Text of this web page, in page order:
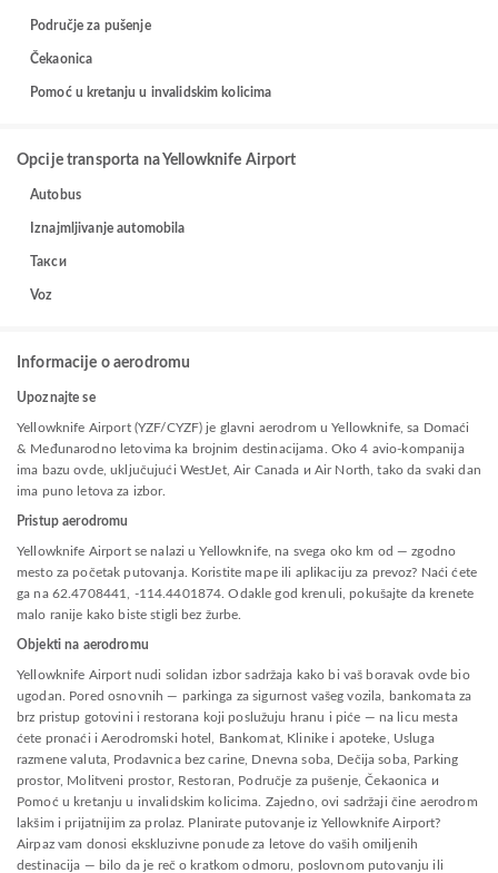
Područje za pušenje
Čekaonica
Pomoć u kretanju u invalidskim kolicima
Opcije transporta na Yellowknife Airport
Autobus
Iznajmljivanje automobila
Такси
Voz
Informacije o aerodromu
Upoznajte se
Yellowknife Airport (YZF/CYZF) je glavni aerodrom u Yellowknife, sa Domaći
& Međunarodno letovima ka brojnim destinacijama. Oko 4 avio-kompanija
ima bazu ovde, uključujući WestJet, Air Canada и Air North, tako da svaki dan
ima puno letova za izbor.
Pristup aerodromu
Yellowknife Airport se nalazi u Yellowknife, na svega oko km od — zgodno
mesto za početak putovanja. Koristite mape ili aplikaciju za prevoz? Naći ćete
ga na 62.4708441, -114.4401874. Odakle god krenuli, pokušajte da krenete
malo ranije kako biste stigli bez žurbe.
Objekti na aerodromu
Yellowknife Airport nudi solidan izbor sadržaja kako bi vaš boravak ovde bio
ugodan. Pored osnovnih — parkinga za sigurnost vašeg vozila, bankomata za
brz pristup gotovini i restorana koji poslužuju hranu i piće — na licu mesta
ćete pronaći i Aerodromski hotel, Bankomat, Klinike i apoteke, Usluga
razmene valuta, Prodavnica bez carine, Dnevna soba, Dečija soba, Parking
prostor, Molitveni prostor, Restoran, Područje za pušenje, Čekaonica и
Pomoć u kretanju u invalidskim kolicima. Zajedno, ovi sadržaji čine aerodrom
lakšim i prijatnijim za prolaz. Planirate putovanje iz Yellowknife Airport?
Airpaz vam donosi ekskluzivne ponude za letove do vaših omiljenih
destinacija — bilo da je reč o kratkom odmoru, poslovnom putovanju ili